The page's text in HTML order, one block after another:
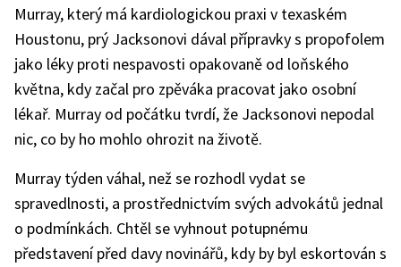
Murray, který má kardiologickou praxi v texaském
Houstonu, prý Jacksonovi dával přípravky s propofolem
jako léky proti nespavosti opakovaně od loňského
května, kdy začal pro zpěváka pracovat jako osobní
lékař. Murray od počátku tvrdí, že Jacksonovi nepodal
nic, co by ho mohlo ohrozit na životě.
Murray týden váhal, než se rozhodl vydat se
spravedlnosti, a prostřednictvím svých advokátů jednal
o podmínkách. Chtěl se vyhnout potupnému
představení před davy novinářů, kdy by byl eskortován s